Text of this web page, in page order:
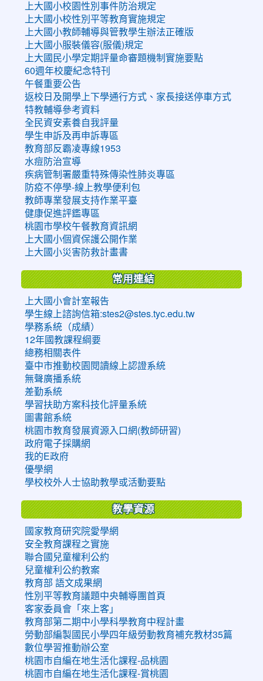
上大國小校園性別事件防治規定
上大國小校性別平等教育實施規定
上大國小教師輔導與管教學生辦法正確版
上大國小服裝儀容(服儀)規定
上大國民小學定期評量命審題機制實施要點
60週年校慶紀念特刊
午餐重要公告
返校日及開學上下學通行方式、家長接送停車方式
特教輔導參考資料
全民資安素養自我評量
學生申訴及再申訴專區
教育部反霸凌專線1953
水痘防治宣導
疾病管制署嚴重特殊傳染性肺炎專區
防疫不停學-線上教學便利包
教師專業發展支持作業平臺
健康促進評鑑專區
桃園市學校午餐教育資訊網
上大國小個資保護公開作業
上大國小災害防救計畫書
常用連結
上大國小會計室報告
學生線上諮詢信箱:stes2@stes.tyc.edu.tw
學務系統（成績）
12年國教課程綱要
總務相關表件
臺中市推動校園閱讀線上認證系統
無聲廣播系統
差勤系統
學習扶助方案科技化評量系統
圖書館系統
桃園市教育發展資源入口網(教師研習)
政府電子採購網
我的E政府
優學網
學校校外人士協助教學或活動要點
教學資源
國家教育研究院愛學網
安全教育課程之實施
聯合國兒童權利公約
兒童權利公約教案
教育部 語文成果網
性別平等教育議題中央輔導團首頁
客家委員會「來上客」
教育部第二期中小學科學教育中程計畫
勞動部編製國民小學四年級勞動教育補充教材35篇
數位學習推動辦公室
桃園市自編在地生活化課程-品桃園
桃園市自編在地生活化課程-賞桃園